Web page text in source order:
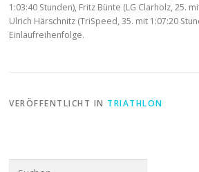
1:03:40 Stunden), Fritz Bünte (LG Clarholz, 25.
Ulrich Härschnitz (TriSpeed, 35. mit 1:07:20
Einlaufreihenfolge.
VERÖFFENTLICHT IN TRIATHLON